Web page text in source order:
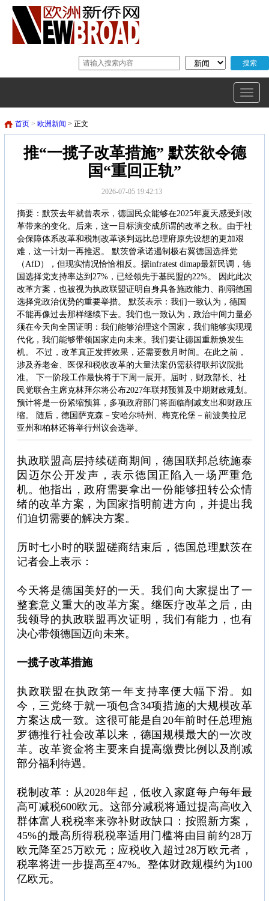
首页 > 欧洲新闻 > 正文
推“一揽子改革措施” 默茨欲令德
国“重回正轨”
2026-07-05 19:42:13
摘要：默茨去年就曾表示，德国民众能够在2025年夏天感受到改
革带来的变化。后来，这一目标演变成所谓的改革之秋。由于社
会保障体系改革和税制改革谈判远比总理府原先设想的更加艰
难，这一计划一再推迟。 默茨曾承诺遏制极右翼德国选择党
（AfD），但现实情况恰恰相反。据infratest dimap最新民调，德
国选择党支持率达到27%，已经领先于基民盟的22%。 因此此次
改革方案，也被视为执政联盟证明自身具备施政能力、削弱德国
选择党政治优势的重要举措。 默茨表示：我们一致认为，德国
不能再像过去那样继续下去。我们也一致认为，政治中间力量必
须在今天向全国证明：我们能够治理这个国家，我们能够实现现
代化，我们能够带领国家走向未来。我们要让德国重新焕发生
机。 不过，改革真正发挥效果，还需要数月时间。在此之前，
涉及养老金、医保和税收改革的大量法案仍需获得联邦议院批
准。 下一阶段工作最快将于下周一展开。届时，财政部长、社
民党联合主席克林拜尔将公布2027年联邦预算及中期财政规划。
预计将是一份紧缩预算，多项政府部门将面临削减支出和财政压
缩。 随后，德国萨克森－安哈尔特州、梅克伦堡－前波美拉尼
亚州和柏林还将举行州议会选举。
执政联盟高层持续磋商期间，德国联邦总统施泰
因迈尔公开发声，表示德国正陷入一场严重危
机。他指出，政府需要拿出一份能够扭转公众情
绪的改革方案，为国家指明前进方向，并提出我
们迫切需要的解决方案。
历时七小时的联盟磋商结束后，德国总理默茨在
记者会上表示：
今天将是德国美好的一天。我们向大家提出了一
整套意义重大的改革方案。继医疗改革之后，由
我领导的执政联盟再次证明，我们有能力，也有
决心带领德国迈向未来。
一揽子改革措施
执政联盟在执政第一年支持率便大幅下滑。如
今，三党终于就一项包含34项措施的大规模改革
方案达成一致。这很可能是自20年前时任总理施
罗德推行社会改革以来，德国规模最大的一次改
革。改革资金将主要来自提高缴费比例以及削减
部分福利待遇。
税制改革：从2028年起，低收入家庭每户每年最
高可减税600欧元。这部分减税将通过提高高收入
群体富人税税率来弥补财政缺口：按照新方案，
45%的最高所得税税率适用门槛将由目前约28万
欧元降至25万欧元；应税收入超过28万欧元者，
税率将进一步提高至47%。整体财政规模约为100
亿欧元。